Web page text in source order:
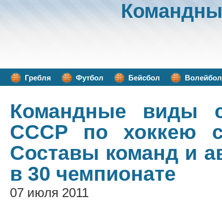
Гребля Футбол Бейсбол Волейбол
Командные виды
СССР по хоккею
Составы команд и
в 30 чемпионате
07 июля 2011